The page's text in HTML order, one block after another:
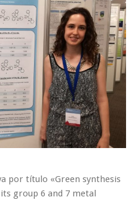
por título «Green synthesis
group 6 and 7 metal